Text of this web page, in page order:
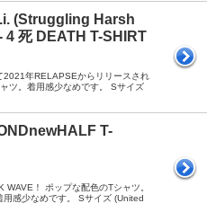
(Struggling Harsh
4 死 DEATH T-SHIRT
2021年RELAPSEからリリースされ
ツ。着用感少なめです。 Sサイズ
T-
WAVE！ ポップな配色のTシャツ。
用感少なめです。 Sサイズ (United